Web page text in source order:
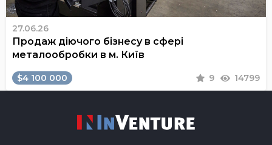
27.06.26
Продаж діючого бізнесу в сфері
металообробки в м. Київ
$4 100 000 9 14799